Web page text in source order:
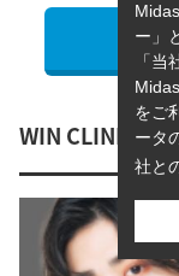
公
WIN CLINIC
ー」
「
をご
ータ
社と